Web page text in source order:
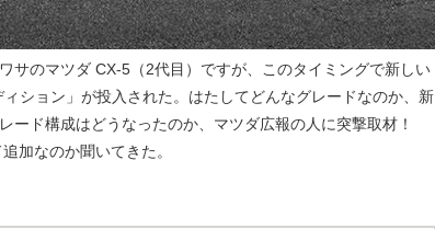
サのマツダ CX-5（2代目）ですが、このタイミングで新しい
ション」が投入された。はたしてどんなグレードなのか、新
ード構成はどうなったのか、マツダ広報の人に突撃取材！
加なのか聞いてきた。